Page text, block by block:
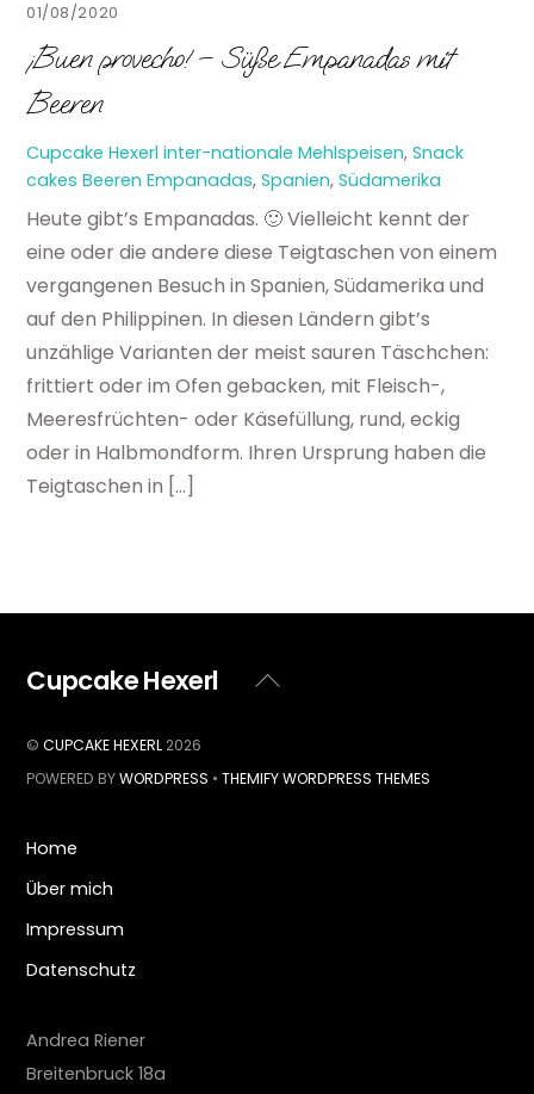
01/08/2020
¡Buen provecho! – Süße Empanadas mit
Beeren
Cupcake Hexerl inter-nationale Mehlspeisen,Snack
cakes Beeren Empanadas,Spanien,Südamerika
Heute gibt’s Empanadas. 🙂 Vielleicht kennt der
eine oder die andere diese Teigtaschen von einem
vergangenen Besuch in Spanien, Südamerika und
auf den Philippinen. In diesen Ländern gibt’s
unzählige Varianten der meist sauren Täschchen:
frittiert oder im Ofen gebacken, mit Fleisch-,
Meeresfrüchten- oder Käsefüllung, rund, eckig
oder in Halbmondform. Ihren Ursprung haben die
Teigtaschen in […]
Back
Cupcake Hexerl
©CUPCAKE HEXERL 2026
POWERED BYWORDPRESS •THEMIFY WORDPRESS THEMES
Home
Über mich
Impressum
Datenschutz
Andrea Riener
Breitenbruck 18a